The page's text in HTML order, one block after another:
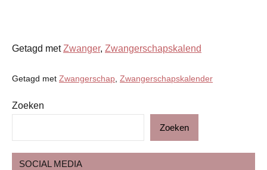
Getagd metZwanger, Zwangerschapskalend
Getagd met Zwangerschap Zwangerschapskalender
Blog
Zwangerschap
Zoeken
Zoeken
SOCIAL MEDIA